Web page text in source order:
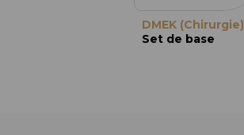
DMEK (Chirurgie)
Set de base